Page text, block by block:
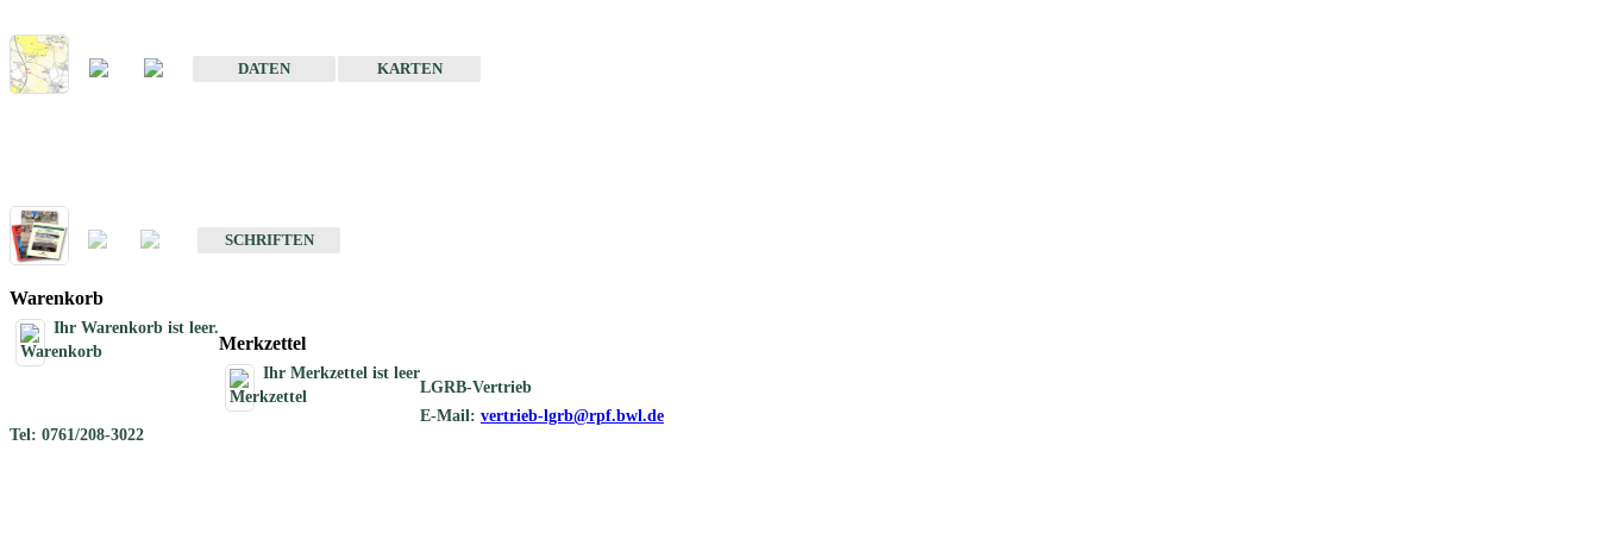
DATEN
KARTEN
SCHRIFTEN
Warenkorb
Ihr Warenkorb ist leer.
Merkzettel
Ihr Merkzettel ist leer
LGRB-Vertrieb
E-Mail: vertrieb-lgrb@rpf.bwl.de
Tel: 0761/208-3022